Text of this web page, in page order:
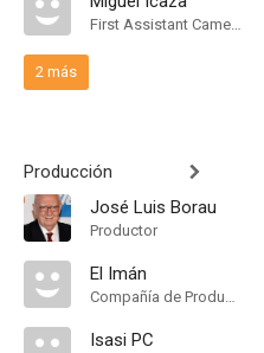
First Assistant Camera
2 más
Producción
José Luis Borau
Productor
El Imán
Compañía de Produccion
Isasi PC